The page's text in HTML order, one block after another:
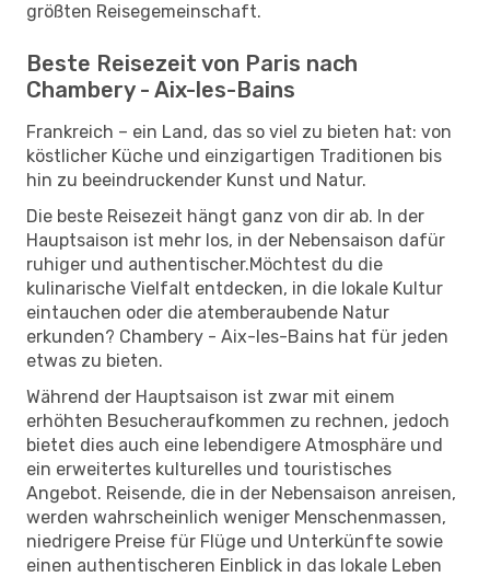
größten Reisegemeinschaft.
Beste Reisezeit von Paris nach
Chambery - Aix-les-Bains
Frankreich – ein Land, das so viel zu bieten hat: von
köstlicher Küche und einzigartigen Traditionen bis
hin zu beeindruckender Kunst und Natur.
Die beste Reisezeit hängt ganz von dir ab. In der
Hauptsaison ist mehr los, in der Nebensaison dafür
ruhiger und authentischer.Möchtest du die
kulinarische Vielfalt entdecken, in die lokale Kultur
eintauchen oder die atemberaubende Natur
erkunden? Chambery - Aix-les-Bains hat für jeden
etwas zu bieten.
Während der Hauptsaison ist zwar mit einem
erhöhten Besucheraufkommen zu rechnen, jedoch
bietet dies auch eine lebendigere Atmosphäre und
ein erweitertes kulturelles und touristisches
Angebot. Reisende, die in der Nebensaison anreisen,
werden wahrscheinlich weniger Menschenmassen,
niedrigere Preise für Flüge und Unterkünfte sowie
einen authentischeren Einblick in das lokale Leben